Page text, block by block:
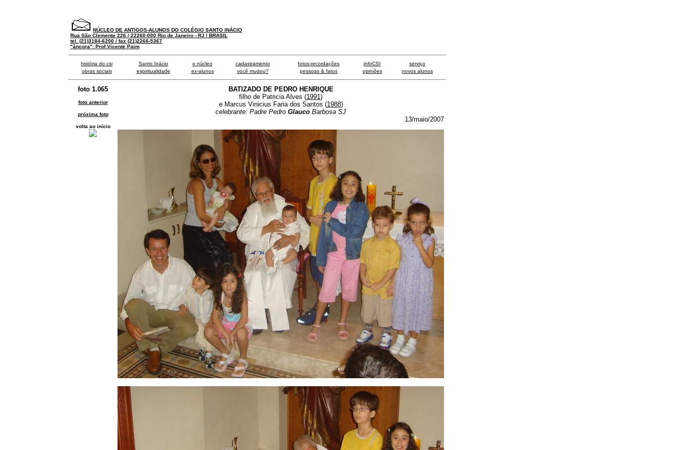
NÚCLEO DE ANTIGOS-ALUNOS DO COLÉGIO SANTO INÁCIO
Rua São Clemente 226 / 22260-000 Rio de Janeiro - RJ / BRASIL
tel. (21)3184-6200 / fax (21)2266-5367
"âncora": Prof.Vicente Paim
história do csi Santo Inácio o núcleo cadastramento fotos-recordações infoCSI
serviço
obras sociais
espiritualidade ex-alunos você mudou? pessoas & fatos opiniões novos alunos
foto 1.065
foto anterior
próxima foto
volta ao início
BATIZADO DE PEDRO HENRIQUE
filho de Patricia Alves (1991)
e Marcus Vinicius Faria dos Santos (1988)
celebrante: Padre Pedro Glauco Barbosa SJ
13/maio/2007